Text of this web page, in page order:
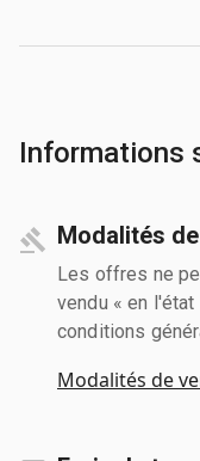
Informations
Modalités
Les offres ne
vendu « en
conditions
Modalités de